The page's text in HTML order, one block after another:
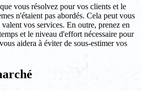
vous résolvez pour vos clients et le
n'étaient pas abordés. Cela peut vous
vos services. En outre, prenez en
et le niveau d'effort nécessaire pour
aidera à éviter de sous-estimer vos